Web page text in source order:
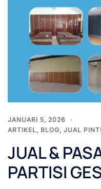
JANUARI 5, 2026
ARTIKEL, BLOG, JUAL
JUAL &
PARTISI